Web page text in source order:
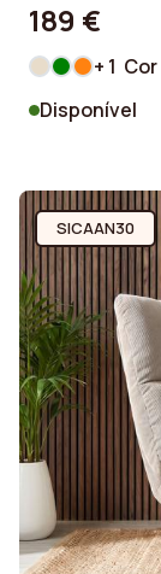
189 €
+ 1 Cor
Disponível
SICAAN30